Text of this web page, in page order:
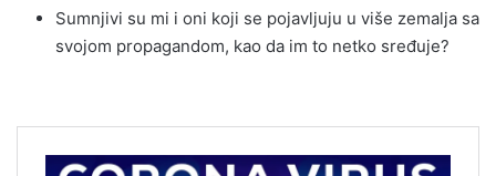
Sumnjivi su mi i oni koji se pojavljuju u više zemalja sa
svojom propagandom, kao da im to netko sređuje?